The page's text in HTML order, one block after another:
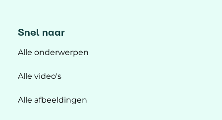
Snel naar
Alle onderwerpen
Alle video's
Alle afbeeldingen